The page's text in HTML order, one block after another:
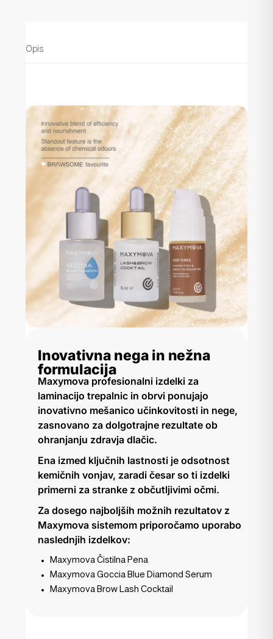
Opis
Inovativna nega in nežna
formulacija
Maxymova profesionalni izdelki za
laminacijo trepalnic in obrvi ponujajo
inovativno mešanico učinkovitosti in nege,
zasnovano za dolgotrajne rezultate ob
ohranjanju zdravja dlačic.
Ena izmed ključnih lastnosti je odsotnost
kemičnih vonjav, zaradi česar so ti izdelki
primerni za stranke z občutljivimi očmi.
Za dosego najboljših možnih rezultatov z
Maxymova sistemom priporočamo uporabo
naslednjih izdelkov:
Maxymova Čistilna Pena
Maxymova Goccia Blue Diamond Serum
Maxymova Brow Lash Cocktail